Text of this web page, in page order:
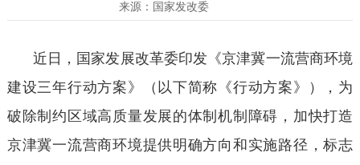
来源：国家发改委
近日，国家发展改革委印发《京津冀一流营商环境
建设三年行动方案》（以下简称《行动方案》），为
破除制约区域高质量发展的体制机制障碍，加快打造
京津冀一流营商环境提供明确方向和实施路径，标志